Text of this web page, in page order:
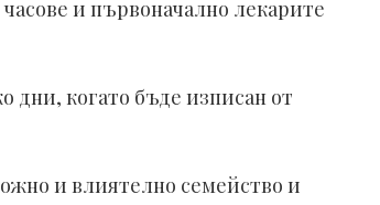
и първоначално лекарите
дни, когато бъде изписан от
и влиятелно семейство и